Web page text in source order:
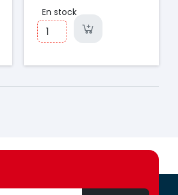
En stock